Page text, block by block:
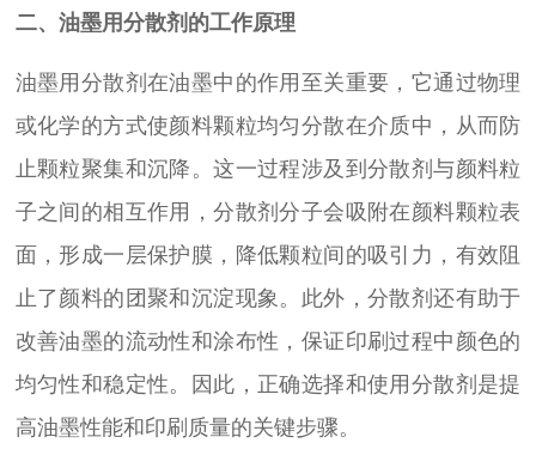
二、油墨用分散剂的工作原理
油墨用分散剂在油墨中的作用至关重要，它通过物理
或化学的方式使颜料颗粒均匀分散在介质中，从而防
止颗粒聚集和沉降。这一过程涉及到分散剂与颜料粒
子之间的相互作用，分散剂分子会吸附在颜料颗粒表
面，形成一层保护膜，降低颗粒间的吸引力，有效阻
止了颜料的团聚和沉淀现象。此外，分散剂还有助于
改善油墨的流动性和涂布性，保证印刷过程中颜色的
均匀性和稳定性。因此，正确选择和使用分散剂是提
高油墨性能和印刷质量的关键步骤。